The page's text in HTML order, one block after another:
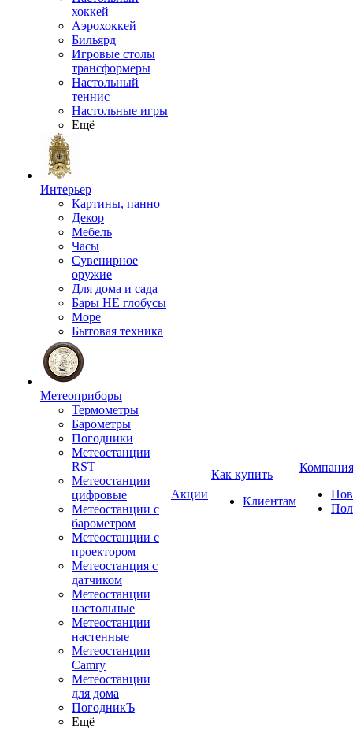
хоккей
Аэрохоккей
Бильярд
Игровые столы
трансформеры
Настольный
теннис
Настольные игры
Ещё
Интерьер
Картины, панно
Декор
Мебель
Часы
Сувенирное
оружие
Для дома и сада
Бары НЕ глобусы
Море
Бытовая техника
Метеоприборы
Термометры
Барометры
Погодники
Метеостанции
RST
Метеостанции
цифровые
Метеостанции с
барометром
Метеостанции с
проектором
Метеостанция с
датчиком
Метеостанции
настольные
Метеостанции
настенные
Метеостанции
Camry
Метеостанции
для дома
ПогодникЪ
Ещё
Акции
Как купить
Клиентам
Компания